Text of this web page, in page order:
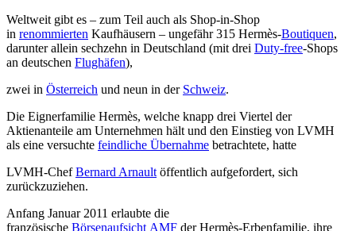
Weltweit gibt es – zum Teil auch als Shop-in-Shop
in renommierten Kaufhäusern – ungefähr 315 Hermès-Boutiquen,
darunter allein sechzehn in Deutschland (mit drei Duty-free-Shops
an deutschen Flughäfen),
zwei in Österreich und neun in der Schweiz.
Die Eignerfamilie Hermès, welche knapp drei Viertel der
Aktienanteile am Unternehmen hält und den Einstieg von LVMH
als eine versuchte feindliche Übernahme betrachtete, hatte
LVMH-ChefBernard Arnault öffentlich aufgefordert, sich
zurückzuziehen.
Anfang Januar 2011 erlaubte die
französische Börsenaufsicht AMF der Hermès-Erbenfamilie, ihre